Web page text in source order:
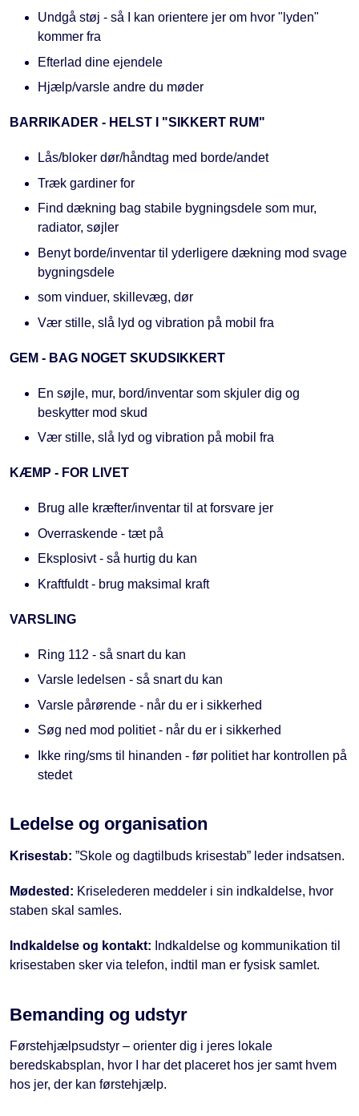
Undgå støj - så I kan orientere jer om hvor "lyden"
kommer fra
Efterlad dine ejendele
Hjælp/varsle andre du møder
BARRIKADER - HELST I "SIKKERT RUM"
Lås/bloker dør/håndtag med borde/andet
Træk gardiner for
Find dækning bag stabile bygningsdele som mur,
radiator, søjler
Benyt borde/inventar til yderligere dækning mod svage
bygningsdele
som vinduer, skillevæg, dør
Vær stille, slå lyd og vibration på mobil fra
GEM - BAG NOGET SKUDSIKKERT
En søjle, mur, bord/inventar som skjuler dig og
beskytter mod skud
Vær stille, slå lyd og vibration på mobil fra
KÆMP - FOR LIVET
Brug alle kræfter/inventar til at forsvare jer
Overraskende - tæt på
Eksplosivt - så hurtig du kan
Kraftfuldt - brug maksimal kraft
VARSLING
Ring 112 - så snart du kan
Varsle ledelsen - så snart du kan
Varsle pårørende - når du er i sikkerhed
Søg ned mod politiet - når du er i sikkerhed
Ikke ring/sms til hinanden - før politiet har kontrollen på
stedet
Ledelse og organisation
Krisestab: ”Skole og dagtilbuds krisestab” leder indsatsen.
Mødested: Kriselederen meddeler i sin indkaldelse, hvor
staben skal samles.
Indkaldelse og kontakt: Indkaldelse og kommunikation til
krisestaben sker via telefon, indtil man er fysisk samlet.
Bemanding og udstyr
Førstehjælpsudstyr – orienter dig i jeres lokale
beredskabsplan, hvor I har det placeret hos jer samt hvem
hos jer, der kan førstehjælp.